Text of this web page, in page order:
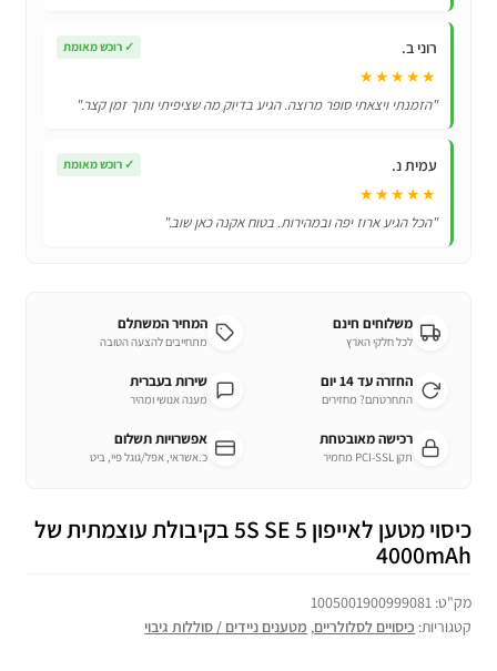
רוני ב. ✓ רוכש מאומת
★★★★★
"הזמנתי ויצאתי סופר מרוצה. הגיע בדיוק מה שציפיתי ותוך זמן קצר."
עמית נ. ✓ רוכש מאומת
★★★★★
"הכל הגיע ארוז יפה ובמהירות. בטוח אקנה כאן שוב."
משלוחים חינם
לכל חלקי הארץ
המחיר המשתלם
מתחייבים להצעה הטובה
החזרה עד 14 יום
התחרטתם? מחזירים
שירות בעברית
מענה אנושי ומהיר
רכישה מאובטחת
תקן PCI-SSL מחמיר
אפשרויות תשלום
כ.אשראי, אפל/גוגל פיי, ביט
כיסוי מטען לאייפון 5 5S SE בקיבולת עוצמתית של
4000mAh
מק"ט: 1005001900999081
קטגוריות: כיסויים לסלולריים, מטענים ניידים / סוללות גיבוי